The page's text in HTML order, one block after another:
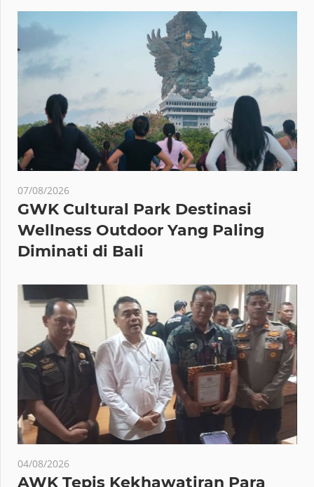
07/08/2026
GWK Cultural Park Destinasi
Wellness Outdoor Yang Paling
Diminati di Bali
04/08/2026
AWK Tepis Kekhawatiran Para